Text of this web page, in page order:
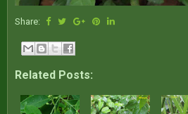
Share:
Related Posts: